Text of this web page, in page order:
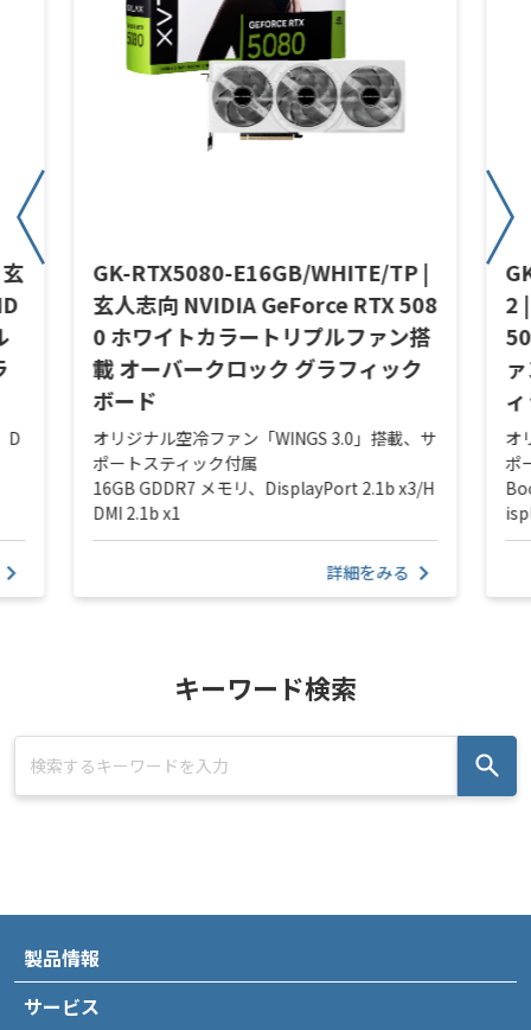
D
GK-RTX5080-E16GB/WHITE/TP |
玄人志向 NVIDIA GeForce RTX 508
0 ホワイトカラートリプルファン搭
載 オーバークロック グラフィック
ボード
オリジナル空冷ファン「WINGS 3.0」搭載、サ
ポートスティック付属
16GB GDDR7 メモリ、DisplayPort 2.1b x3/H
DMI 2.1b x1
詳細をみる
2
オ
ポ
キーワード検索
製品情報
サービス